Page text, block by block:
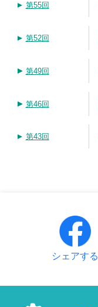
第55回
第52回
第49回
第46回
第43回
シェアする